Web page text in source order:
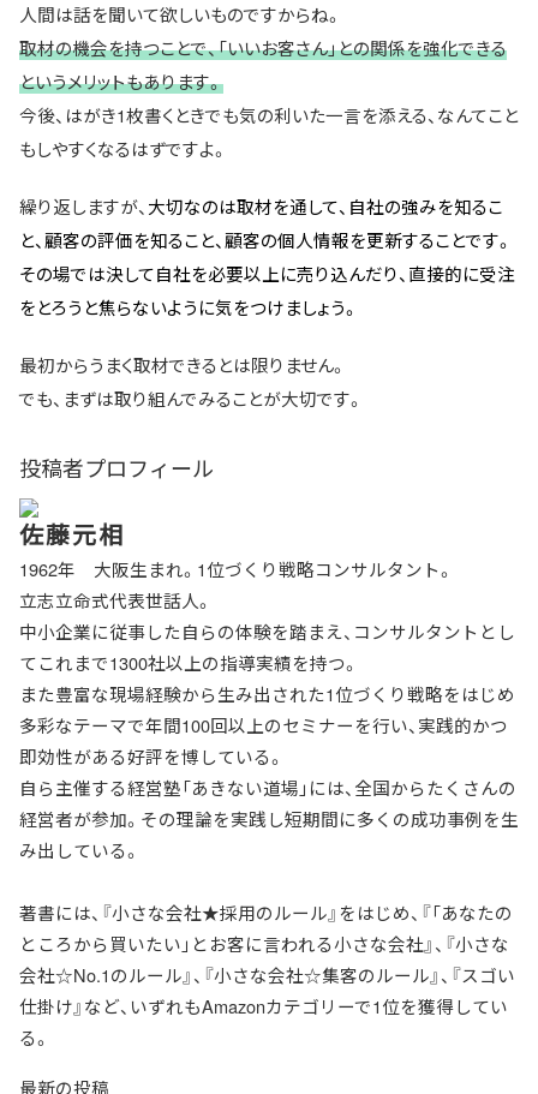
人間は話を聞いて欲しいものですからね。
取材の機会を持つことで、「いいお客さん」との関係を強化できる
というメリットもあります。
今後、はがき1枚書くときでも気の利いた一言を添える、なんてこと
もしやすくなるはずですよ。
繰り返しますが、 大切なのは取材を通して、自社の強みを知るこ
と、顧客の評価を知ること、顧客の個人情報を更新することです。
その場では決して自社を必要以上に売り込んだり、直接的に受注
をとろうと焦らないように気をつけましょう。
最初からうまく取材できるとは限りません。
でも、まずは取り組んでみることが大切です。
投稿者プロフィール
佐藤元相
1962年 大阪生まれ。1位づくり戦略コンサルタント。
立志立命式代表世話人。
中小企業に従事した自らの体験を踏まえ、コンサルタントとし
てこれまで1300社以上の指導実績を持つ。
また豊富な現場経験から生み出された1位づくり戦略をはじめ
多彩なテーマで年間100回以上のセミナーを行い、実践的かつ
即効性がある好評を博している。
自ら主催する経営塾「あきない道場」には、全国からたくさんの
経営者が参加。その理論を実践し短期間に多くの成功事例を生
み出している。
著書には、『小さな会社★採用のルール』をはじめ、『「あなたの
ところから買いたい」とお客に言われる小さな会社』、『小さな
会社☆No.1のルール』、『小さな会社☆集客のルール』、『スゴい
仕掛け』など、いずれもAmazonカテゴリーで1位を獲得してい
る。
最新の投稿